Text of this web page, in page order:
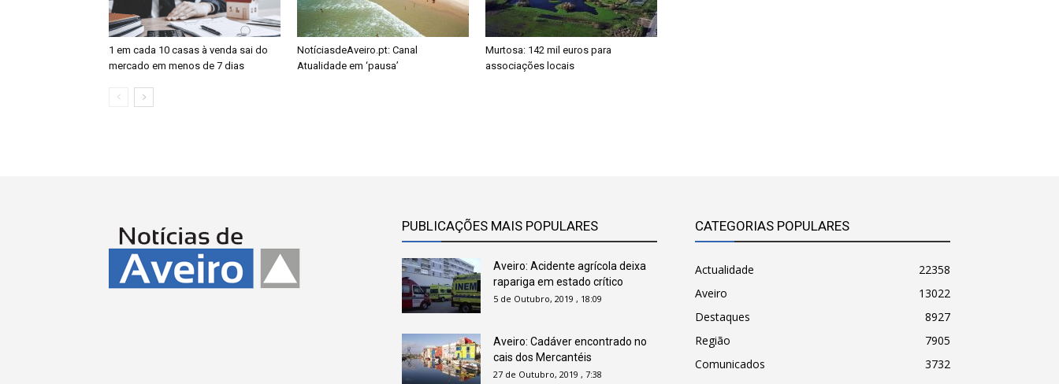
1 em cada 10 casas à venda sai do
mercado em menos de 7 dias
NotíciasdeAveiro.pt: Canal
Atualidade em ‘pausa’
Murtosa: 142 mil euros para
associações locais
PUBLICAÇÕES MAIS POPULARES
Aveiro: Acidente agrícola deixa
rapariga em estado crítico
5 de Outubro, 2019 , 18:09
Aveiro: Cadáver encontrado no
cais dos Mercantéis
27 de Outubro, 2019 , 7:38
CATEGORIAS POPULARES
Actualidade
22358
Aveiro
13022
Destaques
8927
Região
7905
Comunicados
3732